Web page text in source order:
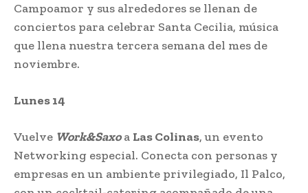
Campoamor y sus alrededores se llenan de
conciertos para celebrar Santa Cecilia, música
que llena nuestra tercera semana del mes de
noviembre.
Lunes 14
Vuelve Work&Saxoa Las Colinas, un evento
Networking especial. Conecta con personas y
empresas en un ambiente privilegiado, Il Palco,